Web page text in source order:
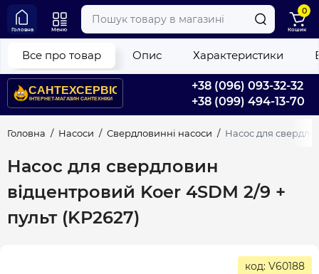
+38 (096) 093-32-32
+38 (099) 494-13-70
Головна Меню
0
Кошик
Головна Насоси Свердловинні насоси Насос для
Насос для свердловин
відцентровий Koer 4SDM 2/9 +
пульт (KP2627)
Все про товар Опис Характеристики
код: V60188